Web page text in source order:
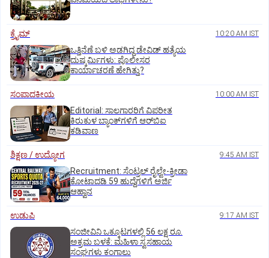
ಕ್ರೈಮ್ 10:20 AM IST
ಒತ್ತಿನೆಣೆ ಬಳಿ ಅಡಗಿದ್ದ ಡೇವಿಡ್‌ ಹತ್ಯೆಯ
ದುಷ್ಕರ್ಮಿಗಳು: ಪೊಲೀಸರ
ಕಾರ್ಯಾಚರಣೆ ಹೇಗಿತ್ತು?
ಸಂಪಾದಕೀಯ 10:00 AM IST
Editorial: ಸಾಲಗಾರರಿಗೆ ವಿಪರೀತ
ಕಿರುಕುಳ ಬ್ಯಾಂಕ್‌ಗಳಿಗೆ ಆರ್‌ಬಿಐ
ಕಡಿವಾಣ
ಶಿಕ್ಷಣ / ಉದ್ಯೋಗ 9:45 AM IST
Recruitment: ಸೆಂಟ್ರಲ್‌ ರೈಲ್ವೇ-ಕ್ರೀಡಾ
ಕೋಟಾದಡಿ 59 ಹುದ್ದೆಗಳಿಗೆ ಅರ್ಜಿ
ಆಹ್ವಾನ
ಉಡುಪಿ 9:17 AM IST
ಸಂಜೀವಿನಿ ಒಕ್ಕೂಟಗಳಲ್ಲಿ 56 ಲಕ್ಷ ರೂ.
ಅಕ್ರಮ ಬಳಕೆ: ಮಹಿಳಾ ಸ್ವಸಹಾಯ
ಸಂಘಗಳು ಕಂಗಾಲು